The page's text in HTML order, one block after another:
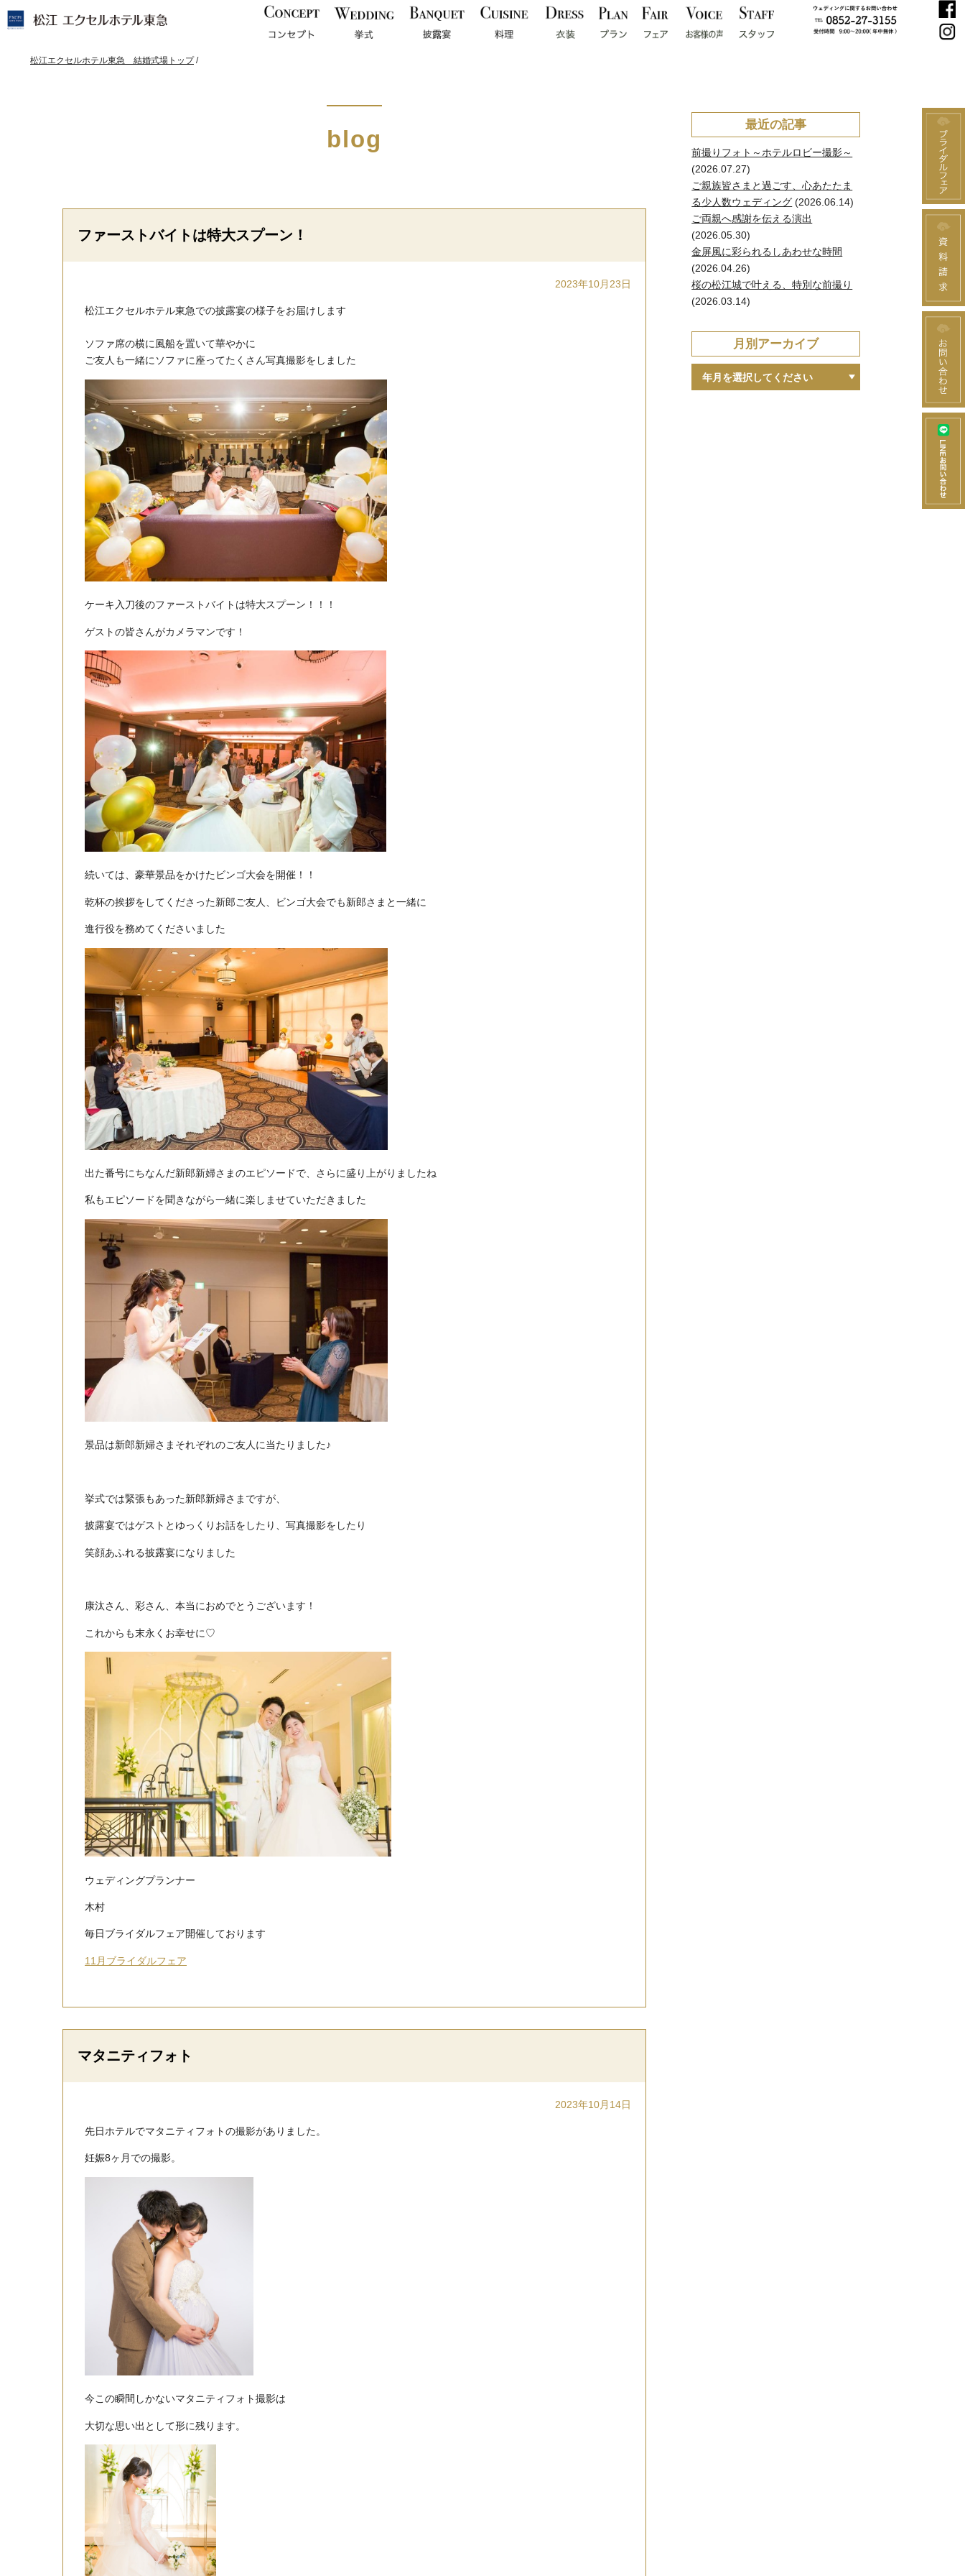
このページの本文へ
現
松江エクセルホテル東急 結婚式場トップ/
blog
ファーストバイトは特大スプーン！
2023年10月23日
松江エクセルホテル東急での披露宴の様子をお届けします
ソファ席の横に風船を置いて華やかに
ご友人も一緒にソファに座ってたくさん写真撮影をしました
ケーキ入刀後のファーストバイトは特大スプーン！！！
ゲストの皆さんがカメラマンです！
続いては、豪華景品をかけたビンゴ大会を開催！！
乾杯の挨拶をしてくださった新郎ご友人、ビンゴ大会でも新郎さまと一緒に
進行役を務めてくださいました
出た番号にちなんだ新郎新婦さまのエピソードで、さらに盛り上がりましたね
私もエピソードを聞きながら一緒に楽しませていただきました
景品は新郎新婦さまそれぞれのご友人に当たりました♪
挙式では緊張もあった新郎新婦さまですが、
披露宴ではゲストとゆっくりお話をしたり、写真撮影をしたり
笑顔あふれる披露宴になりました
康汰さん、彩さん、本当におめでとうございます！
これからも末永くお幸せに♡
ウェディングプランナー
木村
毎日ブライダルフェア開催しております
11月ブライダルフェア
マタニティフォト
2023年10月14日
先日ホテルでマタニティフォトの撮影がありました。
妊娠8ヶ月での撮影。
今この瞬間しかないマタニティフォト撮影は
大切な思い出として形に残ります。
最近の記事
前撮りフォト～ホテルロビー撮影～
(2026.07.27)
ご親族皆さまと過ごす、心あたたま
る少人数ウェディング (2026.06.14)
ご両親へ感謝を伝える演出
(2026.05.30)
金屏風に彩られるしあわせな時間
(2026.04.26)
桜の松江城で叶える、特別な前撮り
(2026.03.14)
月別アーカイブ
年月を選択してください